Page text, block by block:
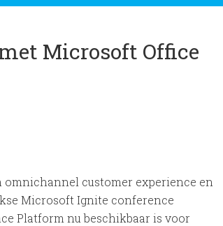
Microsoft Office
customer experience en
Microsoft Ignite conference
Platform nu beschikbaar is voor